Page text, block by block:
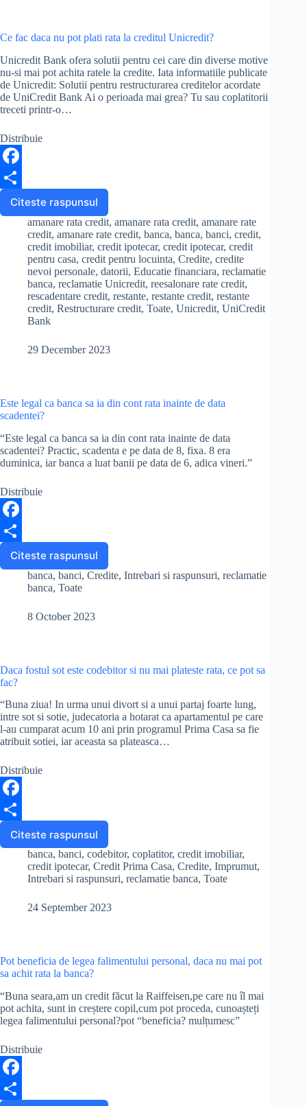
Ce fac daca nu pot plati rata la creditul Unicredit?
Unicredit Bank ofera solutii pentru cei care din diverse motive
nu-si mai pot achita ratele la credite. Iata informatiile publicate
de Unicredit: Solutii pentru restructurarea creditelor acordate
de UniCredit Bank Ai o perioada mai grea? Tu sau coplatitorii
treceti printr-o…
Distribuie
F
Citeste raspunsul
Ce
fac
daca
nu
pot
plati
rata
la
creditul
amanare rata credit, amanare rata credit, amanare rate
credit, amanare rate credit, banca, banca, banci, credit,
credit imobiliar, credit ipotecar, credit ipotecar, credit
pentru casa, credit pentru locuinta, Credite, credite
nevoi personale, datorii, Educatie financiara, reclamatie
banca, reclamatie Unicredit, reesalonare rate credit,
rescadentare credit, restante, restante credit, restante
credit, Restructurare credit, Toate, Unicredit, UniCredit
Bank
29 December 2023
Este legal ca banca sa ia din cont rata inainte de data
scadentei?
“Este legal ca banca sa ia din cont rata inainte de data
scadentei? Practic, scadenta e pe data de 8, fixa. 8 era
duminica, iar banca a luat banii pe data de 6, adica vineri.”
Distribuie
F
k
Citeste raspunsul
Este
legal
ca
sa
rata
inainte
data
scadentei?
banca, banci, Credite, Intrebari si raspunsuri, reclamatie
banca, Toate
8 October 2023
Daca fostul sot este codebitor si nu mai plateste rata, ce pot sa
fac?
“Buna ziua! In urma unui divort si a unui partaj foarte lung,
intre sot si sotie, judecatoria a hotarat ca apartamentul pe care
l-au cumparat acum 10 ani prin programul Prima Casa sa fie
atribuit sotiei, iar aceasta sa plateasca…
Distribuie
F
k
Citeste raspunsul
Daca
fostul
sot
este
si
rata,
ce
sa
fac?
banca, banci, codebitor, coplatitor, credit imobiliar,
credit ipotecar, Credit Prima Casa, Credite, Imprumut,
Intrebari si raspunsuri, reclamatie banca, Toate
24 September 2023
Pot beneficia de legea falimentului personal, daca nu mai pot
sa achit rata la banca?
“Buna seara,am un credit făcut la Raiffeisen,pe care nu îl mai
pot achita, sunt in creștere copil,cum pot proceda, cunoașteți
legea falimentului personal?pot “beneficia? mulțumesc”
Distribuie
F